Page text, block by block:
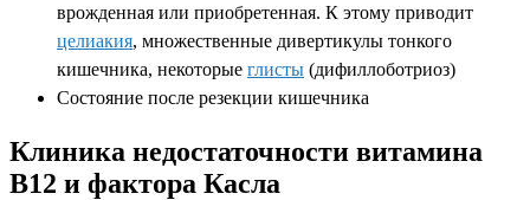
врожденная или приобретенная. К этому приводит
целиакия, множественные дивертикулы тонкого
кишечника, некоторые глисты (дифиллоботриоз)
Состояние после резекции кишечника
Клиника недостаточности витамина
В12 и фактора Касла